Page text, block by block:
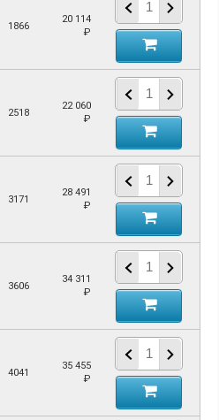
1866
20 114
₽
2518
22 060
₽
3171
28 491
₽
3606
34 311
₽
4041
35 455
₽